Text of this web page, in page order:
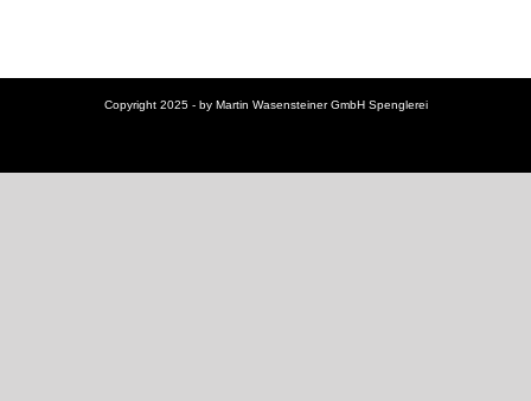
Copyright 2025 - by Martin Wasensteiner GmbH Spenglerei